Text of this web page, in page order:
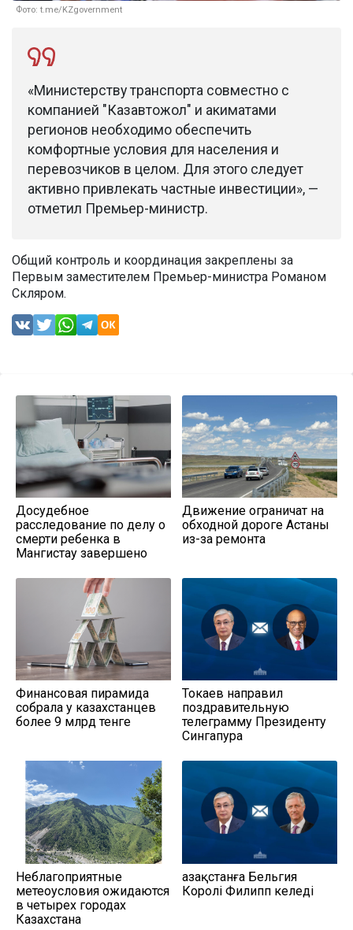
Фото: t.me/KZgovernment
«Министерству транспорта совместно с
компанией "Казавтожол" и акиматами
регионов необходимо обеспечить
комфортные условия для населения и
перевозчиков в целом. Для этого следует
активно привлекать частные инвестиции», —
отметил Премьер-министр.
Общий контроль и координация закреплены за
Первым заместителем Премьер-министра Романом
Скляром.
Досудебное
расследование по делу о
смерти ребенка в
Мангистау завершено
Движение ограничат на
обходной дороге Астаны
из-за ремонта
Финансовая пирамида
собрала у казахстанцев
более 9 млрд тенге
Токаев направил
поздравительную
телеграмму Президенту
Сингапура
Неблагоприятные
метеоусловия ожидаются
в четырех городах
Казахстана
Қазақстанға Бельгия
Королі Филипп келеді